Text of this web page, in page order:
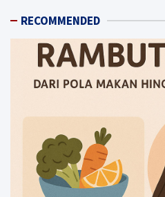
RECOMMENDED